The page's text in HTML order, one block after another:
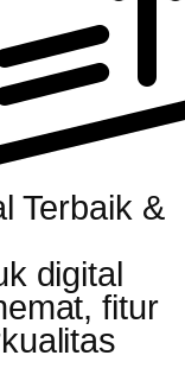
Terbaik &
digital
fitur